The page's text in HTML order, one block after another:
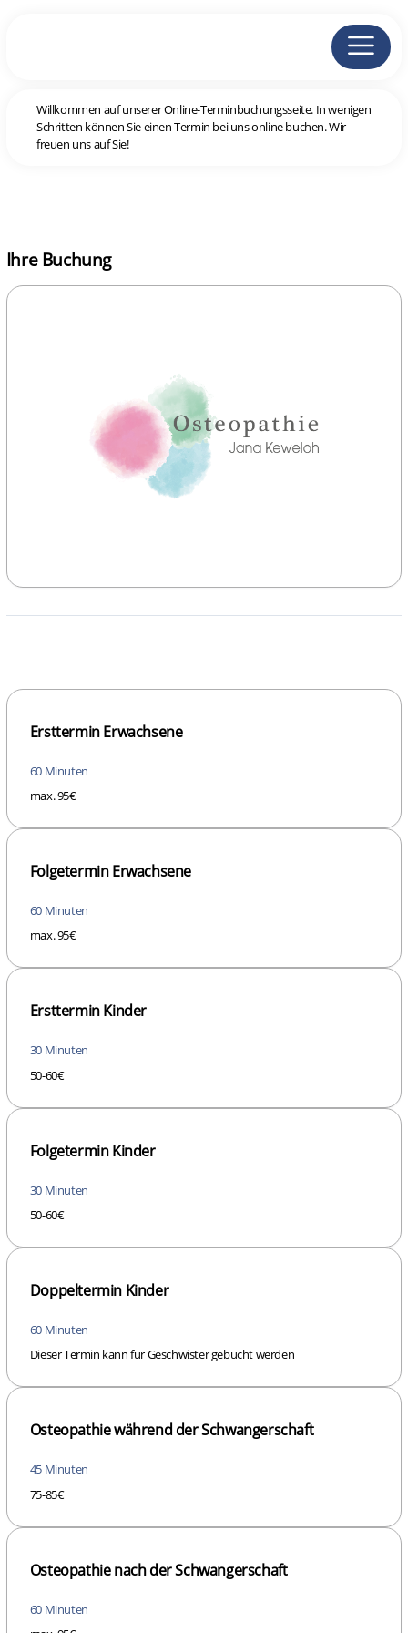
Willkommen auf unserer Online-Terminbuchungsseite. In wenigen
Schritten können Sie einen Termin bei uns online buchen. Wir
freuen uns auf Sie!
Ersttermin Erwachsene
60 Minuten
max. 95€
Folgetermin Erwachsene
60 Minuten
max. 95€
Ersttermin Kinder
30 Minuten
50-60€
Folgetermin Kinder
30 Minuten
50-60€
Doppeltermin Kinder
60 Minuten
Dieser Termin kann für Geschwister gebucht werden
Osteopathie während der Schwangerschaft
45 Minuten
75-85€
Osteopathie nach der Schwangerschaft
60 Minuten
Ihre Buchung